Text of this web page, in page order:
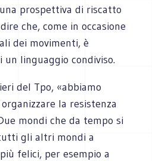
prospettiva di riscatto
che, come in occasione
dei movimenti, è
un linguaggio condiviso.
del Tpo, «abbiamo
la resistenza
mondi che da tempo si
gli altri mondi a
felici, per esempio a